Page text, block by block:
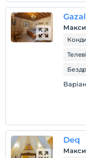
Gazal
Deq